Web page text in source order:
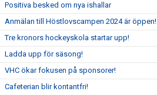
Positiva besked om nya ishallar
Anmälan till Höstlovscampen 2024 är öppen!
Tre kronors hockeyskola startar upp!
Ladda upp för säsong!
VHC ökar fokusen på sponsorer!
Cafeterian blir kontantfri!